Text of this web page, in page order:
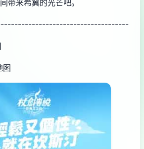
带来希冀的光芒吧。
图